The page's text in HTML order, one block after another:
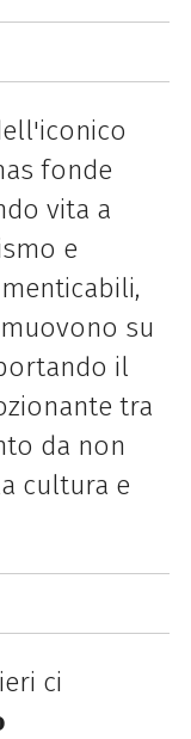
fonde
vita a
e
su
il
tra
da non
cultura e
ci